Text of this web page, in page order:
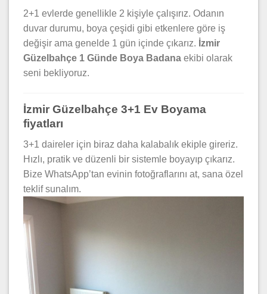
2+1 evlerde genellikle 2 kişiyle çalışırız. Odanın
duvar durumu, boya çeşidi gibi etkenlere göre iş
değişir ama genelde 1 gün içinde çıkarız. İzmir
Güzelbahçe 1 Günde Boya Badana ekibi olarak
seni bekliyoruz.
İzmir Güzelbahçe 3+1 Ev Boyama
fiyatları
3+1 daireler için biraz daha kalabalık ekiple gireriz.
Hızlı, pratik ve düzenli bir sistemle boyayıp çıkarız.
Bize WhatsApp’tan evinin fotoğraflarını at, sana özel
teklif sunalım.